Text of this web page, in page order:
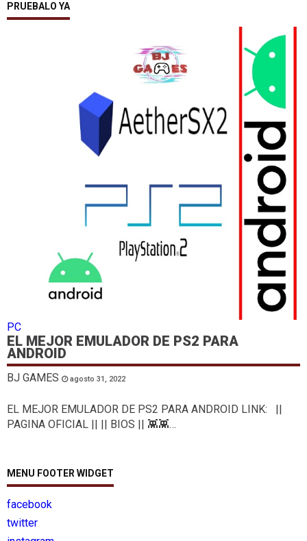
PRUEBALO YA
PC
EL MEJOR EMULADOR DE PS2 PARA
ANDROID
BJ GAMES agosto 31, 2022
EL MEJOR EMULADOR DE PS2 PARA ANDROID LINK: ||
PAGINA OFICIAL || || BIOS || 👾👾…
MENU FOOTER WIDGET
facebook
twitter